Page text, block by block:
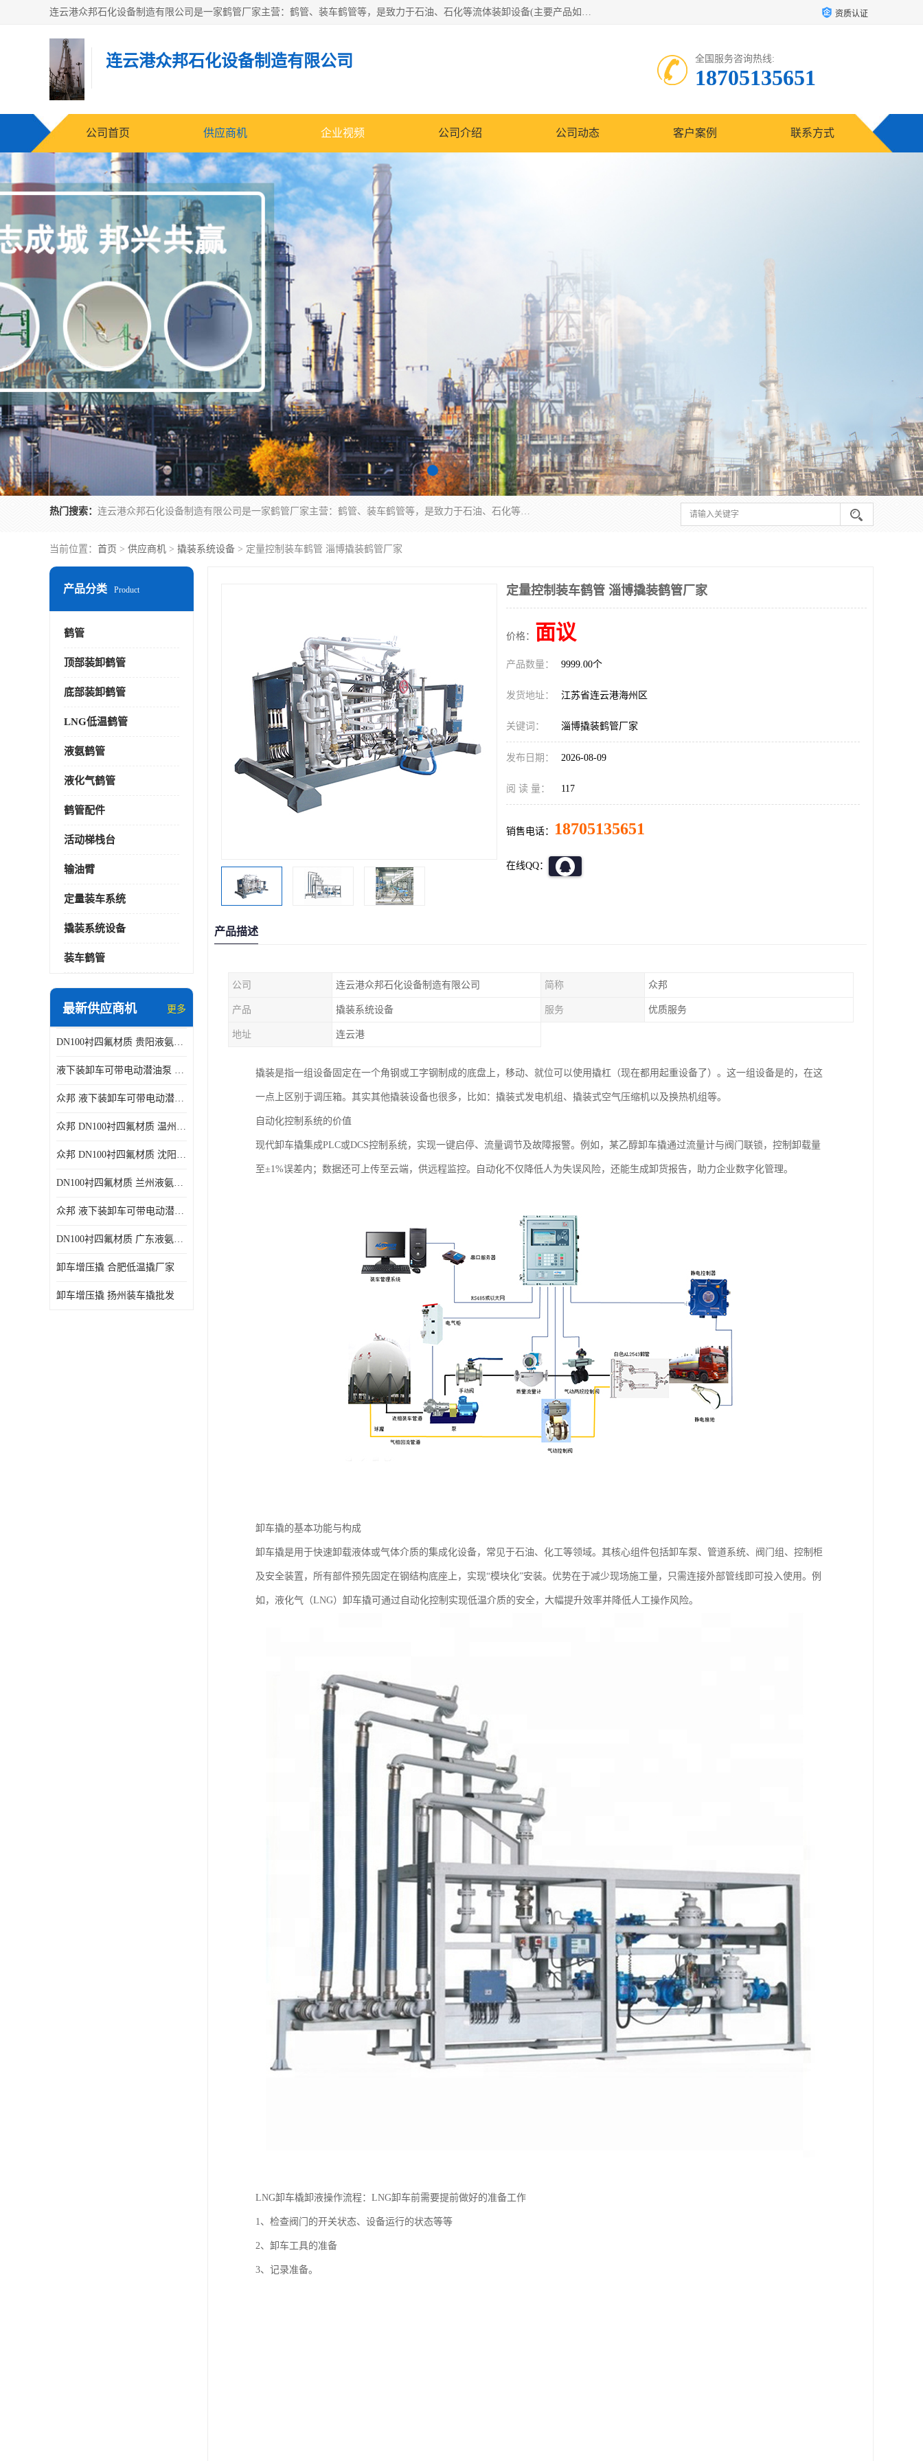
连云港众邦石化设备制造有限公司是一家鹤管厂家主营：鹤管、装车鹤管等，是致力于石油、石化等流体装卸设备(主要产品如鹤管、输油臂、脱缆钩等)的咨询、设计、制造、检测、安装指导、系统调试、维修维护等业务的公司。 资质认证
连云港众邦石化设备制造有限公司 全国服务咨询热线:
18705135651
公司首页 供应商机 企业视频 公司介绍 公司动态 客户案例 联系方式
热门搜索： 连云港众邦石化设备制造有限公司是一家鹤管厂家主营：鹤管、装车鹤管等，是致力于石油、石化等流体装卸设备(主要产品如鹤管、输油臂、脱缆钩等)的咨询、设计、制造、检测、安装指导、系统调试、维修维护等业务的公司。
当前位置： 首页 > 供应商机 > 撬装系统设备 > 定量控制装车鹤管 淄博撬装鹤管厂家
产品分类 Product
鹤管
顶部装卸鹤管
底部装卸鹤管
LNG低温鹤管
液氨鹤管
液化气鹤管
鹤管配件
活动梯栈台
输油臂
定量装车系统
撬装系统设备
装车鹤管
最新供应商机 更多
DN100衬四氟材质 贵阳液氨鹤管供应商
液下装卸车可带电动潜油泵 贵阳液氨鹤管批发商
众邦 液下装卸车可带电动潜油泵 沈阳液氨鹤管批发商
众邦 DN100衬四氟材质 温州液氨鹤管批发商
众邦 DN100衬四氟材质 沈阳液氨鹤管批发商
DN100衬四氟材质 兰州液氨鹤管批发商
众邦 液下装卸车可带电动潜油泵 太原液氨鹤管厂商
DN100衬四氟材质 广东液氨鹤管厂商
卸车增压撬 合肥低温撬厂家
卸车增压撬 扬州装车撬批发
定量控制装车鹤管 淄博撬装鹤管厂家
价格： 面议
产品数量： 9999.00个
发货地址： 江苏省连云港海州区
关键词： 淄博撬装鹤管厂家
发布日期： 2026-08-09
阅 读 量： 117
销售电话： 18705135651
在线QQ：
产品描述
公司 连云港众邦石化设备制造有限公司 简称 众邦
产品 撬装系统设备 服务 优质服务
地址 连云港
撬装是指一组设备固定在一个角钢或工字钢制成的底盘上，移动、就位可以使用撬杠（现在都用起重设备了）。这一组设备是的，在这
一点上区别于调压箱。其实其他撬装设备也很多，比如：撬装式发电机组、撬装式空气压缩机以及换热机组等。
自动化控制系统的价值
现代卸车撬集成PLC或DCS控制系统，实现一键启停、流量调节及故障报警。例如，某乙醇卸车撬通过流量计与阀门联锁，控制卸载量
至±1%误差内；数据还可上传至云端，供远程监控。自动化不仅降低人为失误风险，还能生成卸货报告，助力企业数字化管理。
卸车撬的基本功能与构成
卸车撬是用于快速卸载液体或气体介质的集成化设备，常见于石油、化工等领域。其核心组件包括卸车泵、管道系统、阀门组、控制柜
及安全装置，所有部件预先固定在钢结构底座上，实现“模块化”安装。优势在于减少现场施工量，只需连接外部管线即可投入使用。例
如，液化气（LNG）卸车撬可通过自动化控制实现低温介质的安全，大幅提升效率并降低人工操作风险。
LNG卸车橇卸液操作流程：LNG卸车前需要提前做好的准备工作
1、检查阀门的开关状态、设备运行的状态等等
2、卸车工具的准备
3、记录准备。